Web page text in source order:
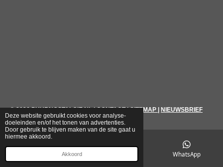
Deze website gebruikt cookies voor analyse-
doeleinden en/of het tonen van advertenties.
Door gebruik te blijven maken van de site gaat u
hiermee akkoord.
Akkoord
© 2026 PUURNOSTALGIE.NL|CONTACT|SITEMAP NIEUWSBRIEF
WhatsApp